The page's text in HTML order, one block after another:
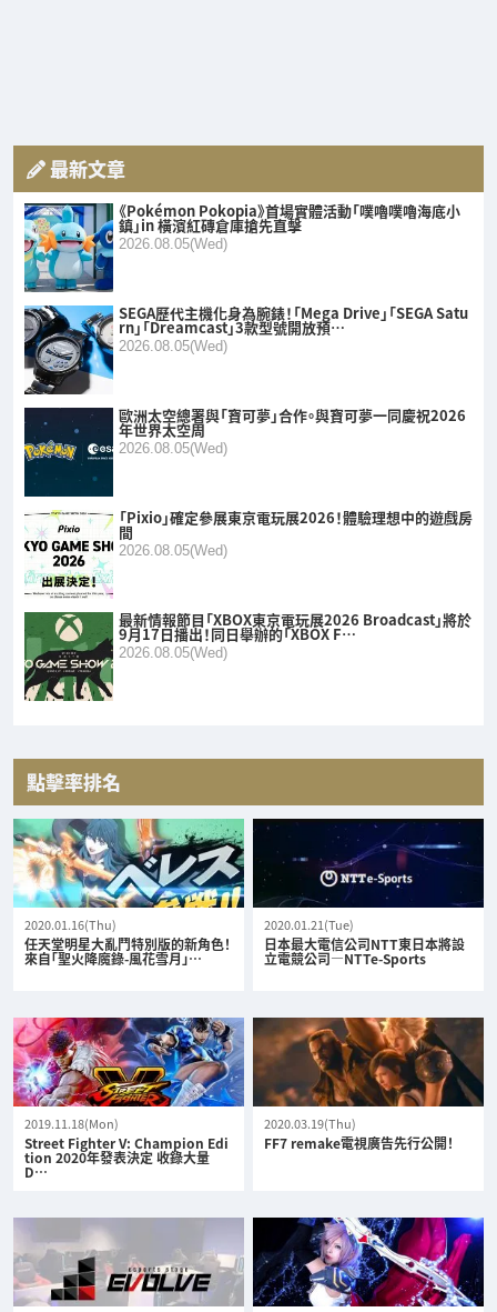
最新文章
《Pokémon Pokopia》首場實體活動「噗嚕噗嚕海底小
鎮」in 橫濱紅磚倉庫搶先直擊
2026.08.05(Wed)
SEGA歷代主機化身為腕錶！「Mega Drive」「SEGA Satu
rn」「Dreamcast」3款型號開放預…
2026.08.05(Wed)
歐洲太空總署與「寶可夢」合作。與寶可夢一同慶祝2026
年世界太空周
2026.08.05(Wed)
「Pixio」確定參展東京電玩展2026！體驗理想中的遊戲房
間
2026.08.05(Wed)
最新情報節目「XBOX東京電玩展2026 Broadcast」將於
9月17日播出！同日舉辦的「XBOX F…
2026.08.05(Wed)
點擊率排名
2020.01.16(Thu)
任天堂明星大亂鬥特別版的新角色！
來自「聖火降魔錄-風花雪月」…
2020.01.21(Tue)
日本最大電信公司NTT東日本將設
立電競公司—NTTe-Sports
2019.11.18(Mon)
Street Fighter V: Champion Edi
tion 2020年發表決定 收錄大量
D…
2020.03.19(Thu)
FF7 remake電視廣告先行公開！